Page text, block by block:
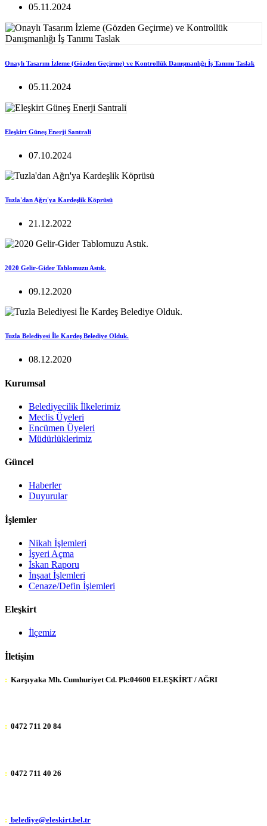
05.11.2024
Onaylı Tasarım İzleme (Gözden Geçirme) ve Kontrollük Danışmanlığı İş Tanımı Taslak
05.11.2024
Eleşkirt Güneş Enerji Santrali
07.10.2024
Tuzla'dan Ağrı'ya Kardeşlik Köprüsü
21.12.2022
2020 Gelir-Gider Tablomuzu Astık.
09.12.2020
Tuzla Belediyesi İle Kardeş Belediye Olduk.
08.12.2020
Kurumsal
Belediyecilik İlkelerimiz
Meclis Üyeleri
Encümen Üyeleri
Müdürlüklerimiz
Güncel
Haberler
Duyurular
İşlemler
Nikah İşlemleri
İşyeri Açma
İskan Raporu
İnşaat İşlemleri
Cenaze/Defin İşlemleri
Eleşkirt
İlçemiz
İletişim
: Karşıyaka Mh. Cumhuriyet Cd. Pk:04600 ELEŞKİRT / AĞRI
: 0472 711 20 84
: 0472 711 40 26
: belediye@eleskirt.bel.tr